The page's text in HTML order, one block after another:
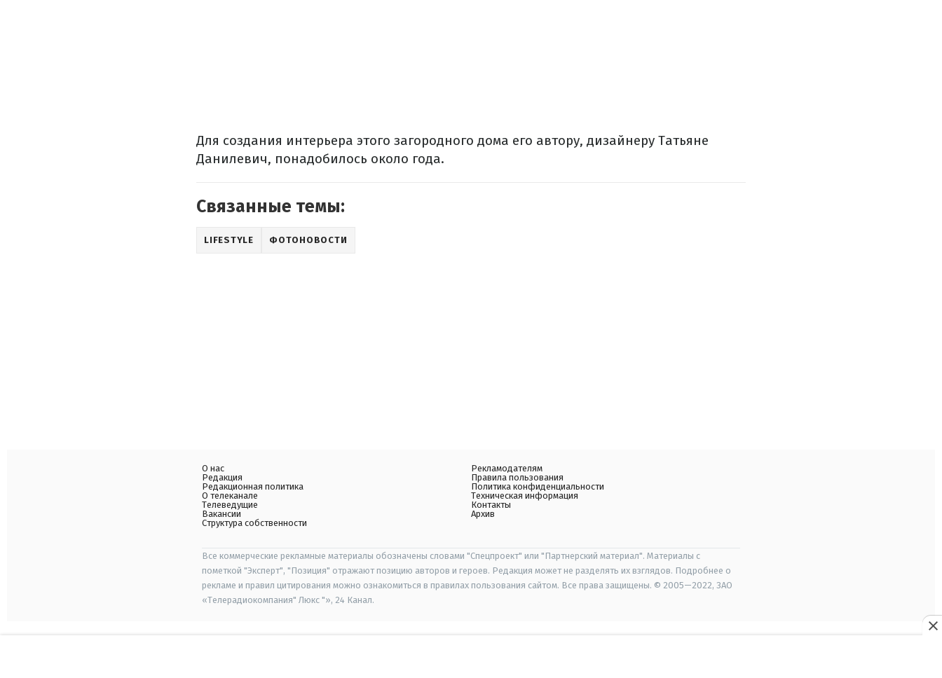
Для создания интерьера этого загородного дома его автору, дизайнеру Татьяне
Данилевич, понадобилось около года.
Связанные темы:
LIFESTYLE ФОТОНОВОСТИ
О нас
Редакция
Редакционная политика
О телеканале
Телеведущие
Вакансии
Структура собственности
Рекламодателям
Правила пользования
Политика конфиденциальности
Техническая информация
Контакты
Архив
Все коммерческие рекламные материалы обозначены словами "Спецпроект" или "Партнерский материал". Материалы с
пометкой "Эксперт", "Позиция" отражают позицию авторов и героев. Редакция может не разделять их взглядов. Подробнее о
рекламе и правил цитирования можно ознакомиться в правилах пользования сайтом. Все права защищены. © 2005—2022, ЗАО
«Телерадиокомпания" Люкс "», 24 Канал.